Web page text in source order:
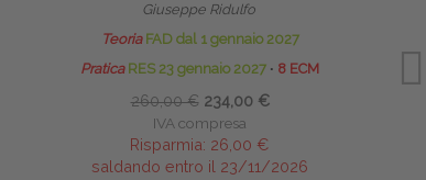
Giuseppe Ridulfo
Teoria FAD dal 1 gennaio 2027
PraticaRES 23 gennaio 2027 ∙ 8 ECM
260,00 € 234,00 €
IVA compresa
Risparmia: 26,00 €
saldando entro il 23/11/2026